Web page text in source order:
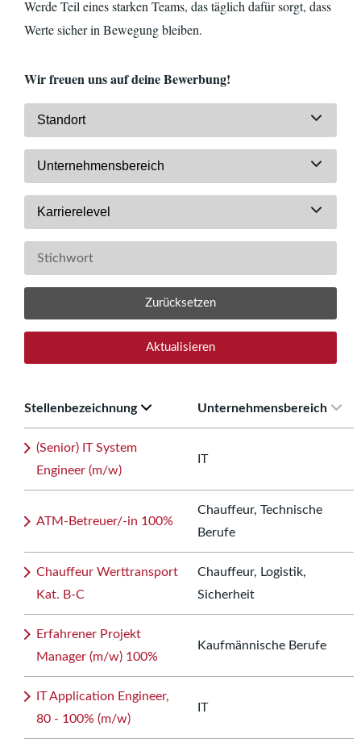
Werde Teil eines starken Teams, das täglich dafür sorgt, dass
Werte sicher in Bewegung bleiben.
Wir freuen uns auf deine Bewerbung!
Standort
Unternehmensbereich
Karrierelevel
Zurücksetzen
Aktualisieren
Stellenbezeichnung Unternehmensbereich
(Senior) IT System
Engineer (m/w)
IT
ATM-Betreuer/-in 100%
Chauffeur, Technische
Berufe
Chauffeur Werttransport
Kat. B-C
Chauffeur, Logistik,
Sicherheit
Erfahrener Projekt
Manager (m/w) 100%
Kaufmännische Berufe
IT Application Engineer,
80 - 100% (m/w)
IT